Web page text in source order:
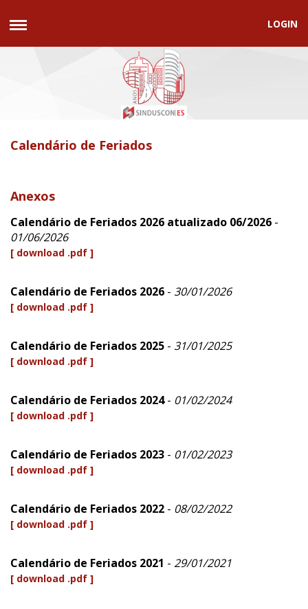
LOGIN
Calendário de Feriados
Anexos
Calendário de Feriados 2026 atualizado 06/2026 -
01/06/2026
[ download .pdf ]
Calendário de Feriados 2026 - 30/01/2026
[ download .pdf ]
Calendário de Feriados 2025 - 31/01/2025
[ download .pdf ]
Calendário de Feriados 2024- 01/02/2024
[ download .pdf ]
Calendário de Feriados 2023 - 01/02/2023
[ download .pdf ]
Calendário de Feriados 2022 - 08/02/2022
[ download .pdf ]
Calendário de Feriados 2021 - 29/01/2021
[ download .pdf ]